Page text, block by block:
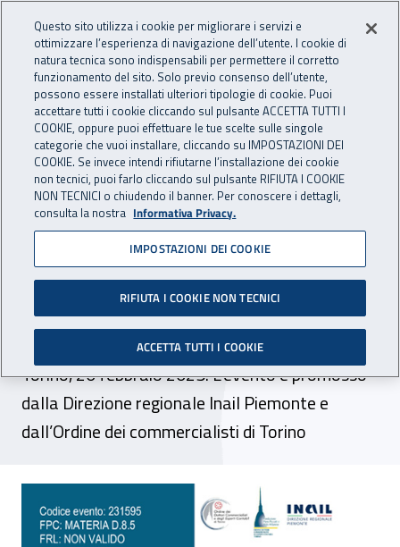
INAIL - Istituto Nazionale
Apri cerca
Navigazione principale
Navigazione - Ti trovi in:
Home Inail comunica Eventi
20 febbraio 2025
Convegno - “Inail: nuovi
termini prescrizionali,
nuove sanzioni civili”
Torino, 20 febbraio 2025. L’evento è promosso
dalla Direzione regionale Inail Piemonte e
dall’Ordine dei commercialisti di Torino
Convegno - “Inail: nuovi termini
Questo sito utilizza i cookie per migliorare i servizi e
ottimizzare l’esperienza di navigazione dell’utente. I cookie di
natura tecnica sono indispensabili per permettere il corretto
funzionamento del sito. Solo previo consenso dell’utente,
possono essere installati ulteriori tipologie di cookie. Puoi
accettare tutti i cookie cliccando sul pulsante ACCETTA TUTTI I
COOKIE, oppure puoi effettuare le tue scelte sulle singole
categorie che vuoi installare, cliccando su IMPOSTAZIONI DEI
COOKIE. Se invece intendi rifiutarne l’installazione dei cookie
non tecnici, puoi farlo cliccando sul pulsante RIFIUTA I COOKIE
NON TECNICI o chiudendo il banner. Per conoscere i dettagli,
consulta la nostra Informativa Privacy.
IMPOSTAZIONI DEI COOKIE
RIFIUTA I COOKIE NON TECNICI
ACCETTA TUTTI I COOKIE